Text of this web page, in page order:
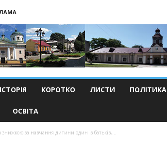
ІСТОРІЯ КОРОТКО ЛИСТИ ПОЛІТИКА
ОСВІТА
знижкою за навчання дитини один із батьків,...